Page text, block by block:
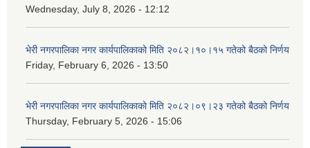
Wednesday, July 8, 2026 - 12:12
भेरी नगरपालिका नगर कार्यपालिकाको मिति २०८२।१०।१५ गतेको बैठको निर्णय
Friday, February 6, 2026 - 13:50
भेरी नगरपालिका नगर कार्यपालिकाको मिति २०८२।०९।२३ गतेको बैठको निर्णय
Thursday, February 5, 2026 - 15:06